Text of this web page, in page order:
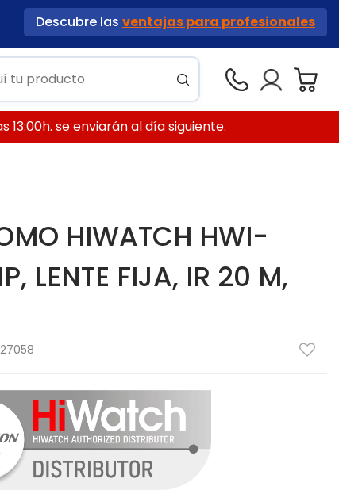
Descubre las ventajas para profesionales
13:00h. se enviarán al día siguiente.
HIWATCH HWI-
LENTE FIJA, IR 20 M,